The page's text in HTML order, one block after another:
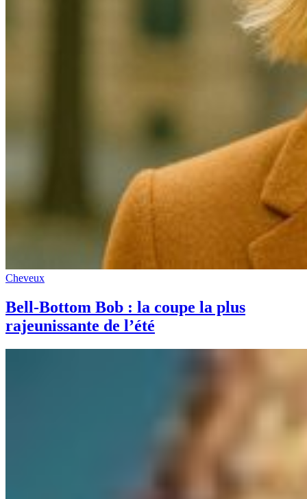
Cheveux
Bell-Bottom Bob : la coupe la plus
rajeunissante de l’été